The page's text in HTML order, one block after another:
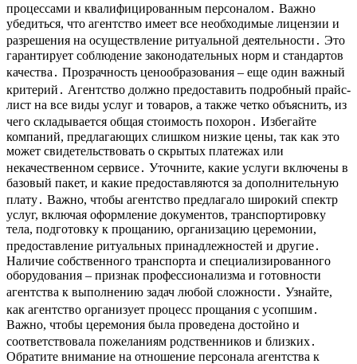
процессами и квалифицированным персоналом․ Важно
убедиться, что агентство имеет все необходимые лицензии и
разрешения на осуществление ритуальной деятельности․ Это
гарантирует соблюдение законодательных норм и стандартов
качества․ Прозрачность ценообразования – еще один важный
критерий․ Агентство должно предоставить подробный прайс-
лист на все виды услуг и товаров, а также четко объяснить, из
чего складывается общая стоимость похорон․ Избегайте
компаний, предлагающих слишком низкие цены, так как это
может свидетельствовать о скрытых платежах или
некачественном сервисе․ Уточните, какие услуги включены в
базовый пакет, и какие предоставляются за дополнительную
плату․ Важно, чтобы агентство предлагало широкий спектр
услуг, включая оформление документов, транспортировку
тела, подготовку к прощанию, организацию церемонии,
предоставление ритуальных принадлежностей и другие․
Наличие собственного транспорта и специализированного
оборудования – признак профессионализма и готовности
агентства к выполнению задач любой сложности․ Узнайте,
как агентство организует процесс прощания с усопшим․
Важно, чтобы церемония была проведена достойно и
соответствовала пожеланиям родственников и близких․
Обратите внимание на отношение персонала агентства к